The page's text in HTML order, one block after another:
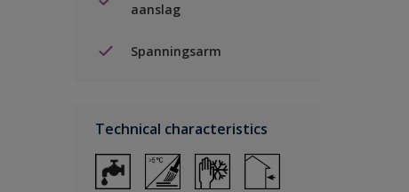
aanslag
Spanningsarm
Technical characteristics